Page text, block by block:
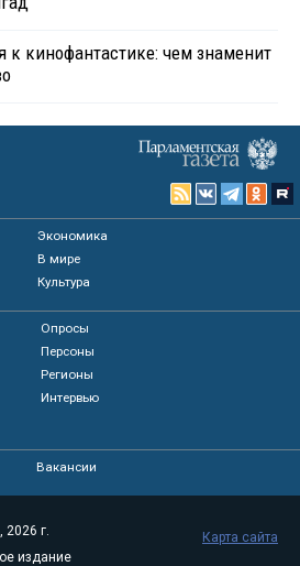
к кинофантастике: чем знаменит
Экономика
В мире
Культура
Опросы
Персоны
Регионы
Интервью
Вакансии
2026 г.
издание
Карта сайта